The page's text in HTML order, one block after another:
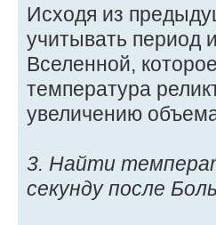
Исходя из
учитывать период
Вселенной,
температура
увеличению
3. Найти
секунду после